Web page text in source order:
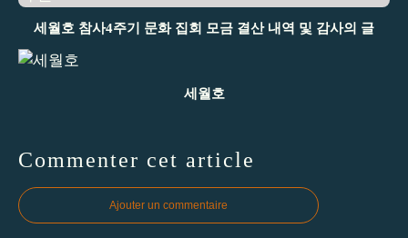
세월호 참사4주기 문화 집회 모금 결산 내역 및 감사의 글
세월호
Commenter cet article
Ajouter un commentaire